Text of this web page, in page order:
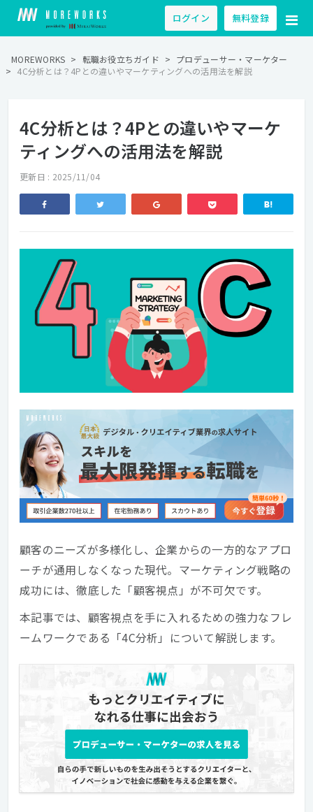
ログイン 無料登録
MOREWORKS > 転職お役立ちガイド > プロデューサー・マーケター
> 4C分析とは？4Pとの違いやマーケティングへの活用法を解説
4C分析とは？4Pとの違いやマーケ
ティングへの活用法を解説
更新日 : 2025/11/04
顧客のニーズが多様化し、企業からの一方的なアプロ
ーチが通用しなくなった現代。マーケティング戦略の
成功には、徹底した「顧客視点」が不可欠です。
本記事では、顧客視点を手に入れるための強力なフレ
ームワークである「4C分析」について解説します。